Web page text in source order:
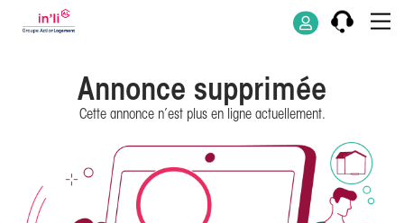
Annonce supprimée
Cette annonce n’est plus en ligne actuellement.